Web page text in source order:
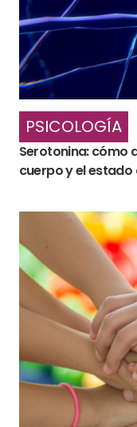
PSICOLOGÍA
Serotonina: cómo
cuerpo y el estado